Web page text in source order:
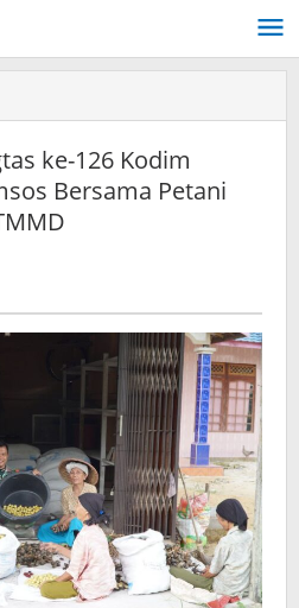
Regtas
TMMD
ke-126 Kodim
Bersama Petani